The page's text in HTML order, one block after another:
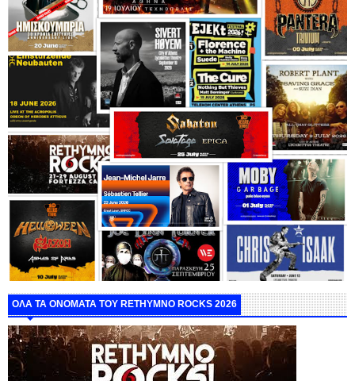
ΟΛΑ ΤΑ ΟΝΟΜΑΤΑ ΤΟΥ RETHYMNO ROCKS 2026